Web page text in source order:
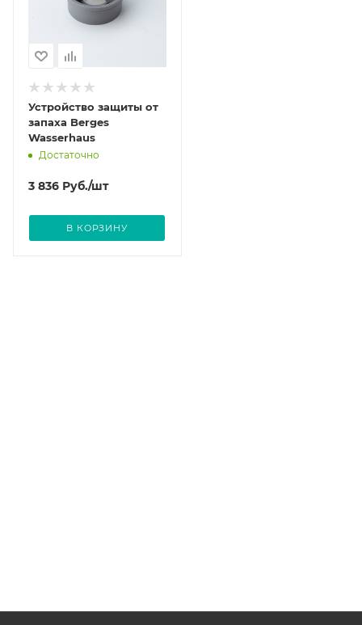
Устройство защиты от
запаха Berges
Wasserhaus
Достаточно
3 836 Руб./шт
В КОРЗИНУ